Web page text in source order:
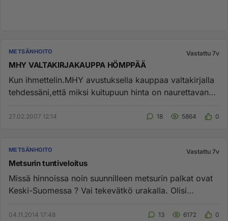
METSÄNHOITO Vastattu 7v
MHY VALTAKIRJAKAUPPA HÖMPPÄÄ
Kun ihmettelin.MHY avustuksella kauppaa valtakirjalla
tehdessäni,että miksi kuitupuun hinta on naurettavan
27.02.2007 12:14 18 5864 0
METSÄNHOITO Vastattu 7v
Metsurin tuntiveloitus
Missä hinnoissa noin suunnilleen metsurin palkat ovat
Keski-Suomessa ? Vai tekevätkö urakalla. Olisi
04.11.2014 17:48 13 6172 0